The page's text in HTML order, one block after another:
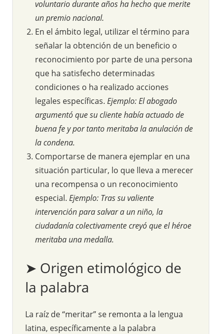
voluntario durante años ha hecho que merite
un premio nacional.
En el ámbito legal, utilizar el término para
señalar la obtención de un beneficio o
reconocimiento por parte de una persona
que ha satisfecho determinadas
condiciones o ha realizado acciones
legales específicas. Ejemplo: El abogado
argumentó que su cliente había actuado de
buena fe y por tanto meritaba la anulación de
la condena.
Comportarse de manera ejemplar en una
situación particular, lo que lleva a merecer
una recompensa o un reconocimiento
especial. Ejemplo: Tras su valiente
intervención para salvar a un niño, la
ciudadanía colectivamente creyó que el héroe
meritaba una medalla.
➤ Origen etimológico de
la palabra
La raíz de “meritar” se remonta a la lengua
latina, específicamente a la palabra